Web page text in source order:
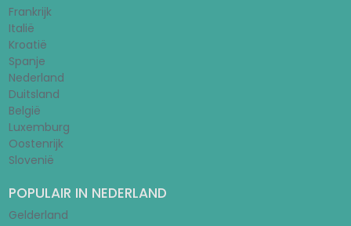
Frankrijk
Italië
Kroatië
Spanje
Nederland
Duitsland
België
Luxemburg
Oostenrijk
Slovenië
POPULAIR IN NEDERLAND
Gelderland